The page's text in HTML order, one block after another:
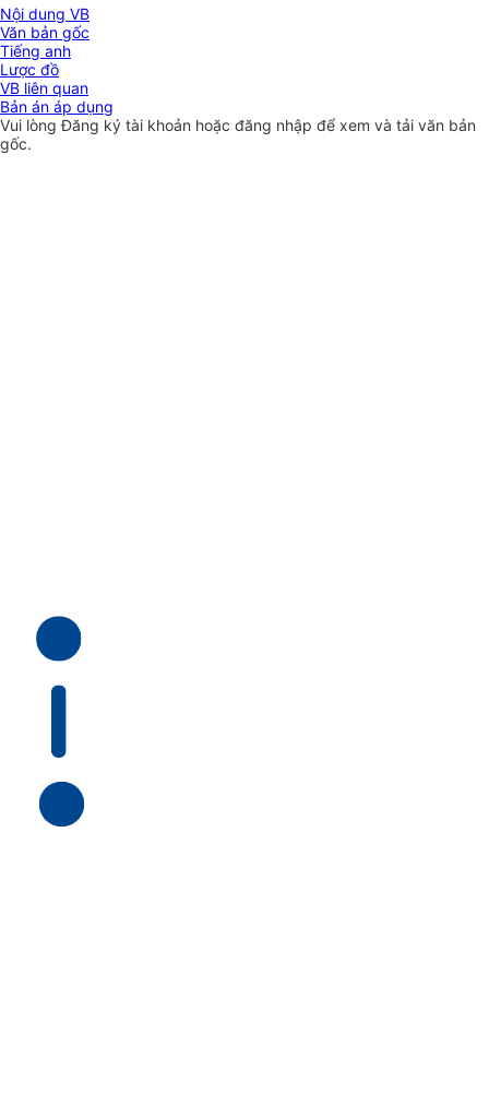
Nội dung VB
Văn bản gốc
Tiếng anh
Lược đồ
VB liên quan
Bản án áp dụng
Vui lòngĐăng ký tài khoản hoặc đăng nhập để xem và tải văn bản
gốc.